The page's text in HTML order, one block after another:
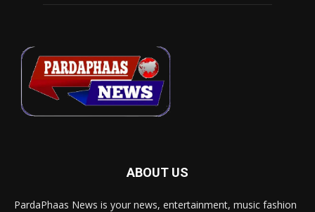
ABOUT US
PardaPhaas News is your news, entertainment, music fashion